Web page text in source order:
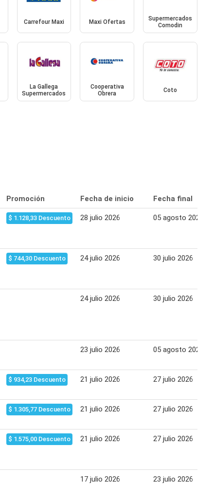
Carrefour Maxi Maxi Ofertas
Supermercados
Comodin
La Gallega
Supermercados
Cooperativa
Obrera
Coto
Promoción Fecha de inicio Fecha final
$ 1.128,33 Descuento 28 julio 2026 05 agosto 2026
$ 744,30 Descuento 24 julio 2026 30 julio 2026
24 julio 2026 30 julio 2026
23 julio 2026 05 agosto 2026
$ 934,23 Descuento 21 julio 2026 27 julio 2026
$ 1.305,77 Descuento 21 julio 2026 27 julio 2026
$ 1.575,00 Descuento 21 julio 2026 27 julio 2026
17 julio 2026 23 julio 2026